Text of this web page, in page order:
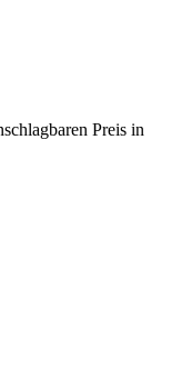
Preis in